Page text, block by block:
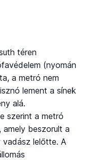
téren
(nyomán
a metró nem
lement a sínek
alá.
szerint a metró
beszorult a
vadász lelőtte. A